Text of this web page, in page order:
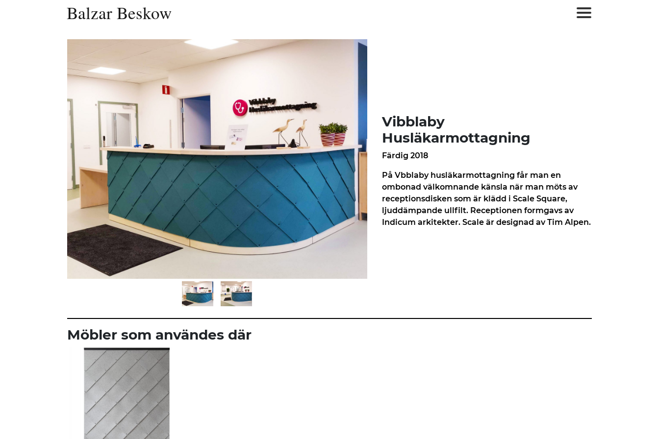
Balzar Beskow
Vibblaby
Husläkarmottagning
Färdig 2018
På Vbblaby husläkarmottagning får man en
ombonad välkomnande känsla när man möts av
receptionsdisken som är klädd i Scale Square,
ljuddämpande ullfilt. Receptionen formgavs av
Indicum arkitekter. Scale är designad av Tim Alpen.
Möbler som användes där